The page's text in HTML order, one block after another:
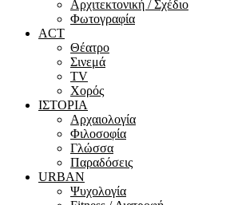
Αρχιτεκτονική / Σχέδιο
Φωτογραφία
ACT
Θέατρο
Σινεμά
ΤV
Χορός
ΙΣΤΟΡΙΑ
Αρχαιολογία
Φιλοσοφία
Γλώσσα
Παραδόσεις
URBAN
Ψυχολογία